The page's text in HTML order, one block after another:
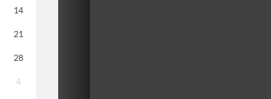
14
21
28
4